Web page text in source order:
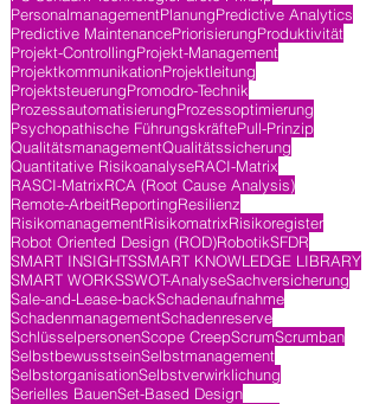
PersonalmanagementPlanungPredictive Analytics
Predictive MaintenancePriorisierungProduktivität
Projekt-ControllingProjekt-Management
ProjektkommunikationProjektleitung
ProjektsteuerungPromodro-Technik
ProzessautomatisierungProzessoptimierung
Psychopathische FührungskräftePull-Prinzip
QualitätsmanagementQualitätssicherung
Quantitative RisikoanalyseRACI-Matrix
RASCI-MatrixRCA (Root Cause Analysis)
Remote-ArbeitReportingResilienz
RisikomanagementRisikomatrixRisikoregister
Robot Oriented Design (ROD)RobotikSFDR
SMART INSIGHTSSMART KNOWLEDGE LIBRARY
SMART WORKSSWOT-AnalyseSachversicherung
Sale-and-Lease-backSchadenaufnahme
SchadenmanagementSchadenreserve
SchlüsselpersonenScope CreepScrumScrumban
SelbstbewusstseinSelbstmanagement
SelbstorganisationSelbstverwirklichung
Serielles BauenSet-Based Design